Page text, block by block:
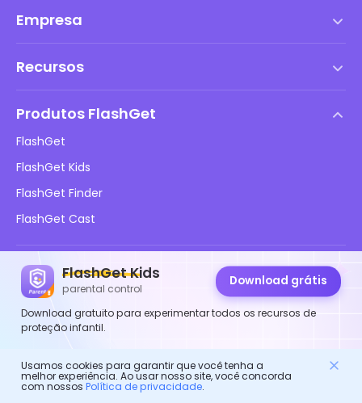
FlashGet Kids
parental control
Download grátis
Download gratuito para experimentar todos os recursos de
proteção infantil.
Empresa
Política de DMCA
Política de privacidade
Políticas de Publicidade
Não Venda Minhas Informações
Recursos
Blog
Segurança Online Infantil
Baixar
Produtos FlashGet
FlashGet
FlashGet Kids
FlashGet Finder
FlashGet Cast
Siga-nos
© 2026 Hong Kong FlashGet Network Technology Co., Ltd.
Usamos cookies para garantir que você tenha a
melhor experiência. Ao usar nosso site, você concorda
com nossos Política de privacidade.